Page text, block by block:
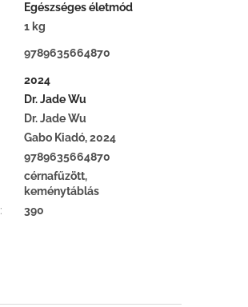
Egészséges életmód
1 kg
9789635664870
2024
Dr. Jade Wu
Dr. Jade Wu
Gabo Kiadó, 2024
9789635664870
cérnafűzött,
keménytáblás
: 390